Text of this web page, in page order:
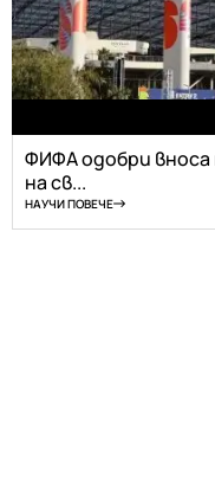
ФИФА одобри
на св...
НАУЧИ ПОВЕЧЕ